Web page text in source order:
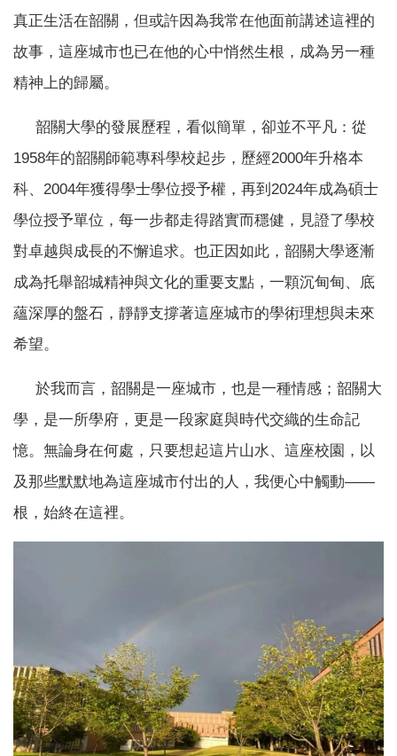
真正生活在韶關，但或許因為我常在他面前講述這裡的
故事，這座城市也已在他的心中悄然生根，成為另一種
精神上的歸屬。
韶關大學的發展歷程，看似簡單，卻並不平凡：從
1958年的韶關師範專科學校起步，歷經2000年升格本
科、2004年獲得學士學位授予權，再到2024年成為碩士
學位授予單位，每一步都走得踏實而穩健，見證了學校
對卓越與成長的不懈追求。也正因如此，韶關大學逐漸
成為托舉韶城精神與文化的重要支點，一顆沉甸甸、底
蘊深厚的盤石，靜靜支撐著這座城市的學術理想與未來
希望。
於我而言，韶關是一座城市，也是一種情感；韶關大
學，是一所學府，更是一段家庭與時代交織的生命記
憶。無論身在何處，只要想起這片山水、這座校園，以
及那些默默地為這座城市付出的人，我便心中觸動——
根，始終在這裡。